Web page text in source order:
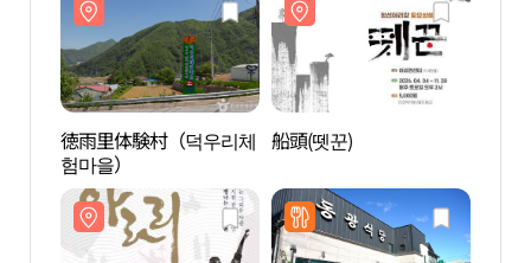
徳雨里体験村（덕우리체
험마을）
船頭(뗏꾼)